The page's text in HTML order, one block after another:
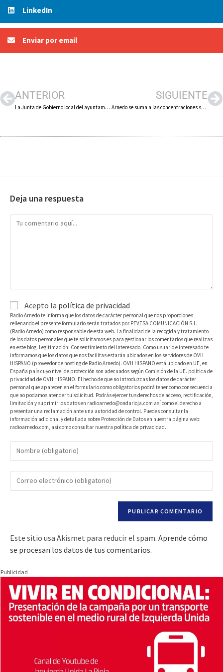
LinkedIn
Enviar por email
ANTERIOR
La Junta de Gobierno local del ayuntamiento de Arnedo aprueba el convenio de cabeceras de comarca por el que percibirá 573.632 euros
SIGUIENTE
Arnedo se suma a las concentraciones silenciosas por el primer año del inicio de la guerra en Ucrania
Deja una respuesta
Acepto la política de privacidad
Radio Arnedo te informa que los datos de carácter personal que nos proporciones
rellenando el presente formulario serán tratados por PEVESA COMUNICACIÓN S.L.
(Radio Arnedo) como responsable de esta web. La finalidad de la recogida y tratamiento
de los datos personales que te solicitamos es para gestionar los comentarios que realizas
en este blog. Legitimación: Consentimiento del interesado. Como usuario e interesado te
informamos que los datos que nos facilitas estarán ubicados en los servidores de OVH
HISPANO (proveedor de hosting de Radio Arnedo). OVH HISPANO está ubicado en UE, en
España país cuyo nivel de protección son adecuados según Comisión de la UE. política de
privacidad de OVH HISPANO. El hecho de que no introduzcas los datos de carácter
personal que aparecen en el formulario como obligatorios podrá tener como consecuencia
que no podamos atender tu solicitud. Podrás ejercer tus derechos de acceso, rectificación,
limitación y suprimir los datos en radioarnedo@ondarioja.com así como el derecho a
presentar una reclamación ante una autoridad de control. Puedes consultar la
información adicional y detallada sobre Protección de Datos en nuestra página web:
radioarnedo.com, así como consultar nuestra política de privacidad.
Este sitio usa Akismet para reducir el spam. Aprende cómo
se procesan los datos de tus comentarios.
Publicidad